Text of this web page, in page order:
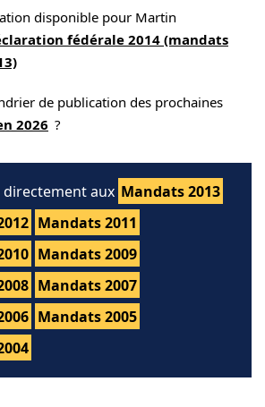
disponible pour Martin
fédérale 2014 (mandats
de publication des prochaines
2026 ?
directement aux Mandats 2013
Mandats 2011
Mandats 2009
Mandats 2007
Mandats 2005